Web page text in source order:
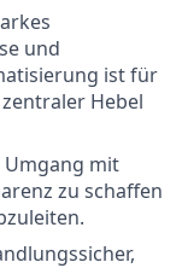
und
ist für
Hebel
Umgang mit
zu schaffen